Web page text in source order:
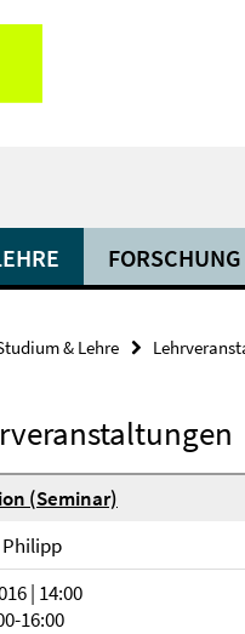
FORSCHUNG
& Lehre
(Seminar)
| 14:00
16:00